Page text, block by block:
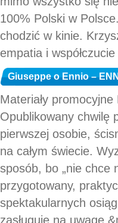
100% Polski w
chodzić w kinie.
empatia i
Giuseppe o Ennio –
Materiały
Opublikowany chwilę
pierwszej osobie,
na całym świecie.
sposób, bo „nie chce
przygotowany,
spektakularnych
zasługuje na uwagę